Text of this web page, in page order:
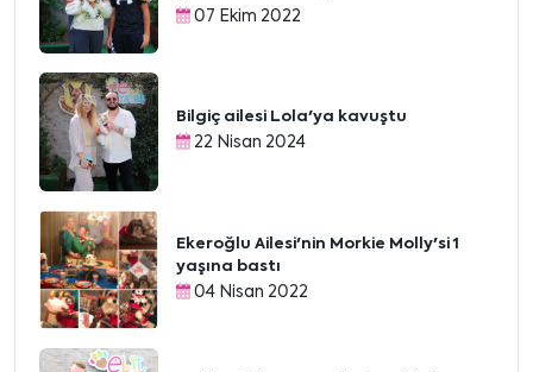
07 Ekim 2022
Bilgiç ailesi Lola'ya kavuştu
22 Nisan 2024
Ekeroğlu Ailesi'nin Morkie Molly'si 1
yaşına bastı
04 Nisan 2022